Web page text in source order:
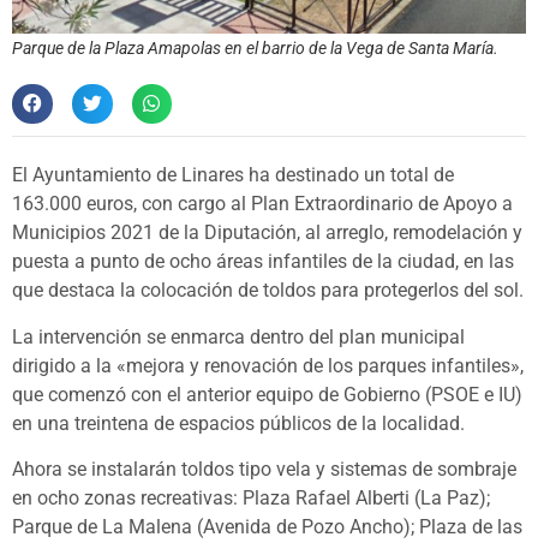
Parque de la Plaza Amapolas en el barrio de la Vega de Santa María.
El Ayuntamiento de Linares ha destinado un total de
163.000 euros, con cargo al Plan Extraordinario de Apoyo a
Municipios 2021 de la Diputación, al arreglo, remodelación y
puesta a punto de ocho áreas infantiles de la ciudad, en las
que destaca la colocación de toldos para protegerlos del sol.
La intervención se enmarca dentro del plan municipal
dirigido a la «mejora y renovación de los parques infantiles»,
que comenzó con el anterior equipo de Gobierno (PSOE e IU)
en una treintena de espacios públicos de la localidad.
Ahora se instalarán toldos tipo vela y sistemas de sombraje
en ocho zonas recreativas: Plaza Rafael Alberti (La Paz);
Parque de La Malena (Avenida de Pozo Ancho); Plaza de las